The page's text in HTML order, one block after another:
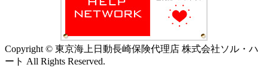
Copyright © 東京海上日動長崎保険代理店 株式会社ソル・ハ
ート All Rights Reserved.